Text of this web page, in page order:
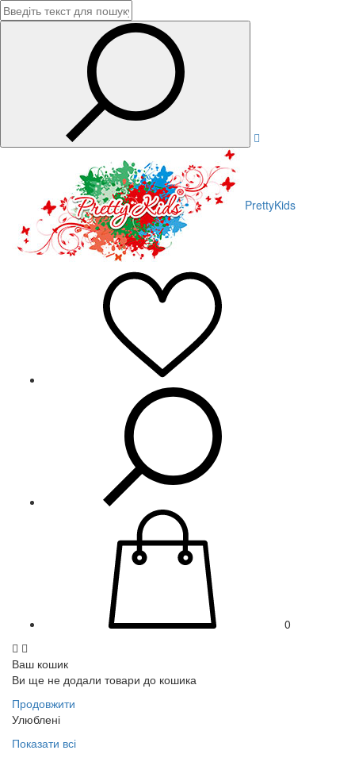
PrettyKids
0
Ваш кошик
Ви ще не додали товари до кошика
Продовжити
Улюблені
Показати всі